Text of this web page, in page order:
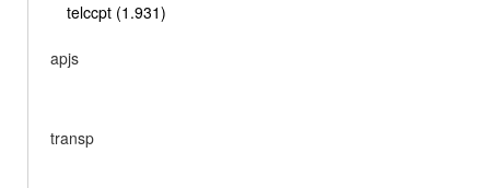
telccpt (1.931)
apjs
transp